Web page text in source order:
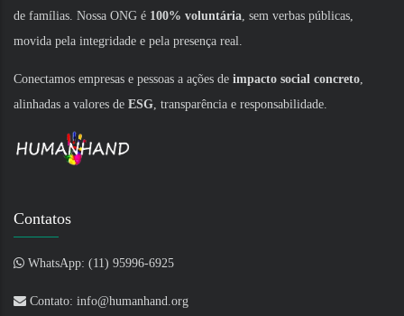
de famílias. Nossa ONG é 100% voluntária, sem verbas públicas,
movida pela integridade e pela presença real.
Conectamos empresas e pessoas a ações de impacto social concreto,
alinhadas a valores de ESG, transparência e responsabilidade.
Contatos
WhatsApp: (11) 95996-6925
Contato: info@humanhand.org